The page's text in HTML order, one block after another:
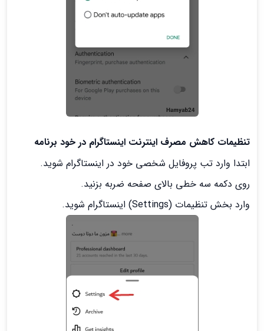
تنظیمات کاهش مصرف اینترنت اینستاگرام در خود برنامه
ابتدا وارد تب پروفایل شخصی خود در اینستاگرام شوید.
روی دکمه سه خطی بالای صفحه ضربه بزنید.
وارد بخش تنظیمات (Settings) اینستاگرام شوید.